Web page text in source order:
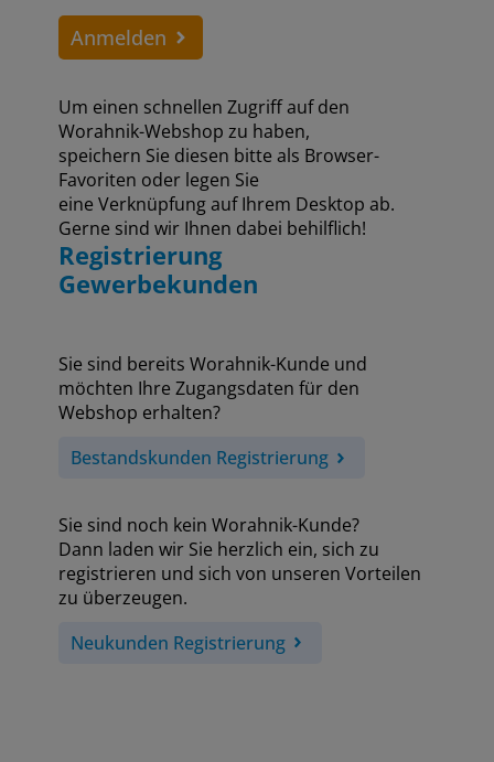
Anmelden
Um einen schnellen Zugriff auf den
Worahnik-Webshop zu haben,
speichern Sie diesen bitte als Browser-
Favoriten oder legen Sie
eine Verknüpfung auf Ihrem Desktop ab.
Gerne sind wir Ihnen dabei behilflich!
Registrierung
Gewerbekunden
Sie sind bereits Worahnik-Kunde und
möchten Ihre Zugangsdaten für den
Webshop erhalten?
Bestandskunden Registrierung
Sie sind noch kein Worahnik-Kunde?
Dann laden wir Sie herzlich ein, sich zu
registrieren und sich von unseren Vorteilen
zu überzeugen.
Neukunden Registrierung